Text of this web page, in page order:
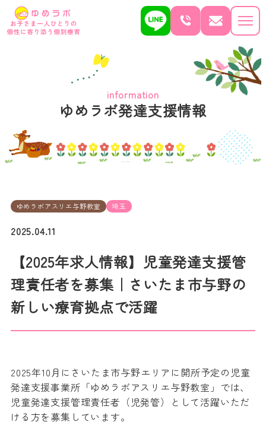
information
ゆめラボ発達支援情報
ゆめラボアスリエ与野教室 埼玉
2025.04.11
【2025年求人情報】児童発達支援管
理責任者を募集｜さいたま市与野の
新しい療育拠点で活躍
2025年10月にさいたま市与野エリアに開所予定の児童
発達支援事業所「ゆめラボアスリエ与野教室」では、
児童発達支援管理責任者（児発管）として活躍いただ
ける方を募集しています。